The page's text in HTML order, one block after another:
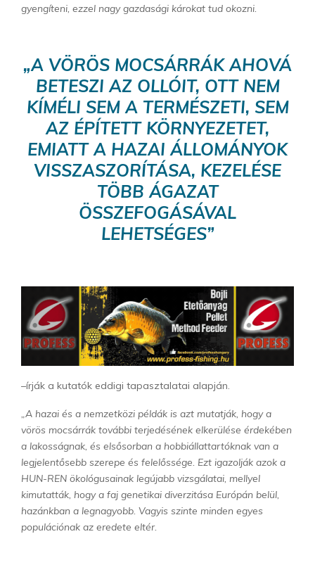
gyengíteni, ezzel nagy gazdasági károkat tud okozni.
„A VÖRÖS MOCSÁRRÁK AHOVÁ
BETESZI AZ OLLÓIT, OTT NEM
KÍMÉLI SEM A TERMÉSZETI, SEM
AZ ÉPÍTETT KÖRNYEZETET,
EMIATT A HAZAI ÁLLOMÁNYOK
VISSZASZORÍTÁSA, KEZELÉSE
TÖBB ÁGAZAT
ÖSSZEFOGÁSÁVAL
LEHETSÉGES”
–írják a kutatók eddigi tapasztalatai alapján.
„A hazai és a nemzetközi példák is azt mutatják, hogy a
vörös mocsárrák további terjedésének elkerülése érdekében
a lakosságnak, és elsősorban a hobbiállattartóknak van a
legjelentősebb szerepe és felelőssége. Ezt igazolják azok a
HUN-REN ökológusainak legújabb vizsgálatai, mellyel
kimutatták, hogy a faj genetikai diverzitása Európán belül,
hazánkban a legnagyobb. Vagyis szinte minden egyes
populációnak az eredete eltér.